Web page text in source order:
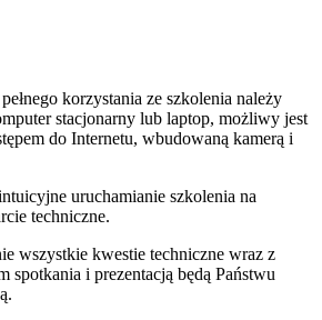
korzystania ze szkolenia należy
stacjonarny lub laptop, możliwy jest
do Internetu, wbudowaną kamerą i
uruchamianie szkolenia na
techniczne.
wszystkie kwestie techniczne wraz z
spotkania i prezentacją będą Państwu